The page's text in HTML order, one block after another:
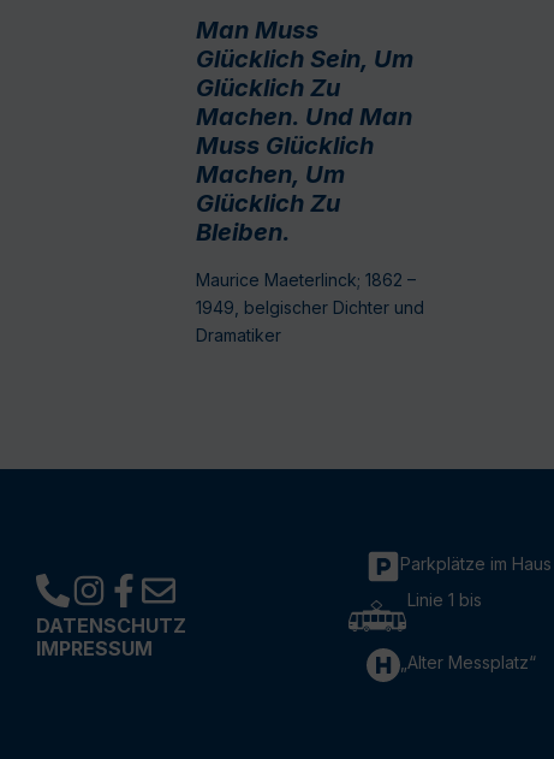
Man Muss
Glücklich Sein, Um
Glücklich Zu
Machen. Und Man
Muss Glücklich
Machen, Um
Glücklich Zu
Bleiben.
Maurice Maeterlinck; 1862 –
1949, belgischer Dichter und
Dramatiker
DATENSCHUTZ
IMPRESSUM
Parkplätze im Haus
Linie 1 bis
„Alter Messplatz“